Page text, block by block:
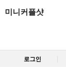
미니커플샷
로그인